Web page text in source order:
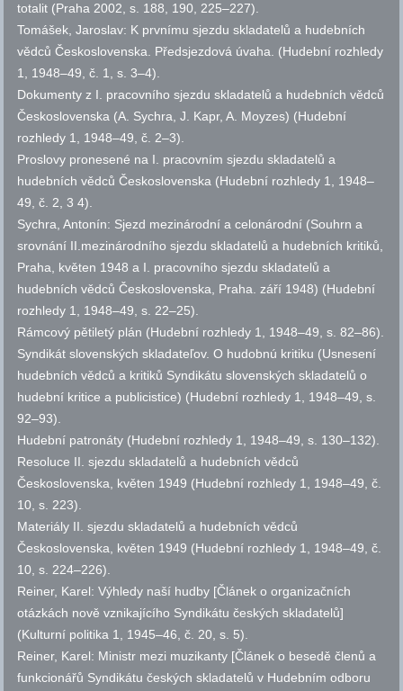
totalit (Praha 2002, s. 188, 190, 225–227).
Tomášek, Jaroslav: K prvnímu sjezdu skladatelů a hudebních
vědců Československa. Předsjezdová úvaha. (Hudební rozhledy
1, 1948–49,č. 1, s. 3–4).
Dokumenty z I. pracovního sjezdu skladatelů a hudebních vědců
Československa (A. Sychra, J. Kapr, A. Moyzes) (Hudební
rozhledy 1, 1948–49,č. 2–3).
Proslovy pronesené na I. pracovním sjezdu skladatelů a
hudebních vědců Československa (Hudební rozhledy 1, 1948–
49,č. 2, 3 4).
Sychra, Antonín: Sjezd mezinárodní a celonárodní (Souhrn a
srovnání II.mezinárodního sjezdu skladatelů a hudebních kritiků,
Praha, květen 1948 a I. pracovního sjezdu skladatelů a
hudebních vědců Československa, Praha. září 1948) (Hudební
rozhledy 1, 1948–49, s. 22–25).
Rámcový pětiletý plán (Hudební rozhledy 1, 1948–49, s. 82–86).
Syndikát slovenských skladateľov. O hudobnú kritiku (Usnesení
hudebních vědců a kritiků Syndikátu slovenských skladatelů o
hudební kritice a publicistice) (Hudební rozhledy 1, 1948–49, s.
92–93).
Hudební patronáty (Hudební rozhledy 1, 1948–49, s. 130–132).
Resoluce II. sjezdu skladatelů a hudebních vědců
Československa, květen 1949 (Hudební rozhledy 1, 1948–49,č.
10, s. 223).
Materiály II. sjezdu skladatelů a hudebních vědců
Československa, květen 1949 (Hudební rozhledy 1, 1948–49,č.
10, s. 224–226).
Reiner, Karel: Výhledy naší hudby [Článek o organizačních
otázkách nově vznikajícího Syndikátu českých skladatelů]
(Kulturní politika 1, 1945–46,č. 20, s. 5).
Reiner, Karel: Ministr mezi muzikanty [Článek o besedě členů a
funkcionářů Syndikátu českých skladatelů v Hudebním odboru